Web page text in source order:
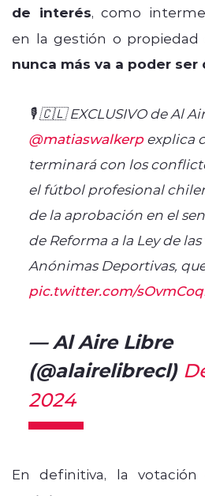
de interés, como
en la gestión o propiedad
nunca más va a poder
🎙️ 🇨🇱 EXCLUSIVO de Al
@matiaswalkerpexplica
terminará con los
el fútbol profesional
de la aprobación en el
de Reforma a la Ley de
Anónimas Deportivas,
pic.twitter.com/
— Al Aire Libre
(@alairelibrecl)
2024
En definitiva, la